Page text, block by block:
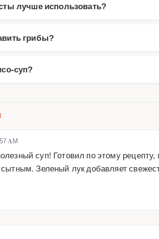
лучше использовать?
грибы?
суп?
AM
суп! Готовил по этому
сытным. Зеленый лук добавляет